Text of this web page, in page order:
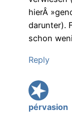
hierÂ
darunter).
schon
Reply
pérvasion